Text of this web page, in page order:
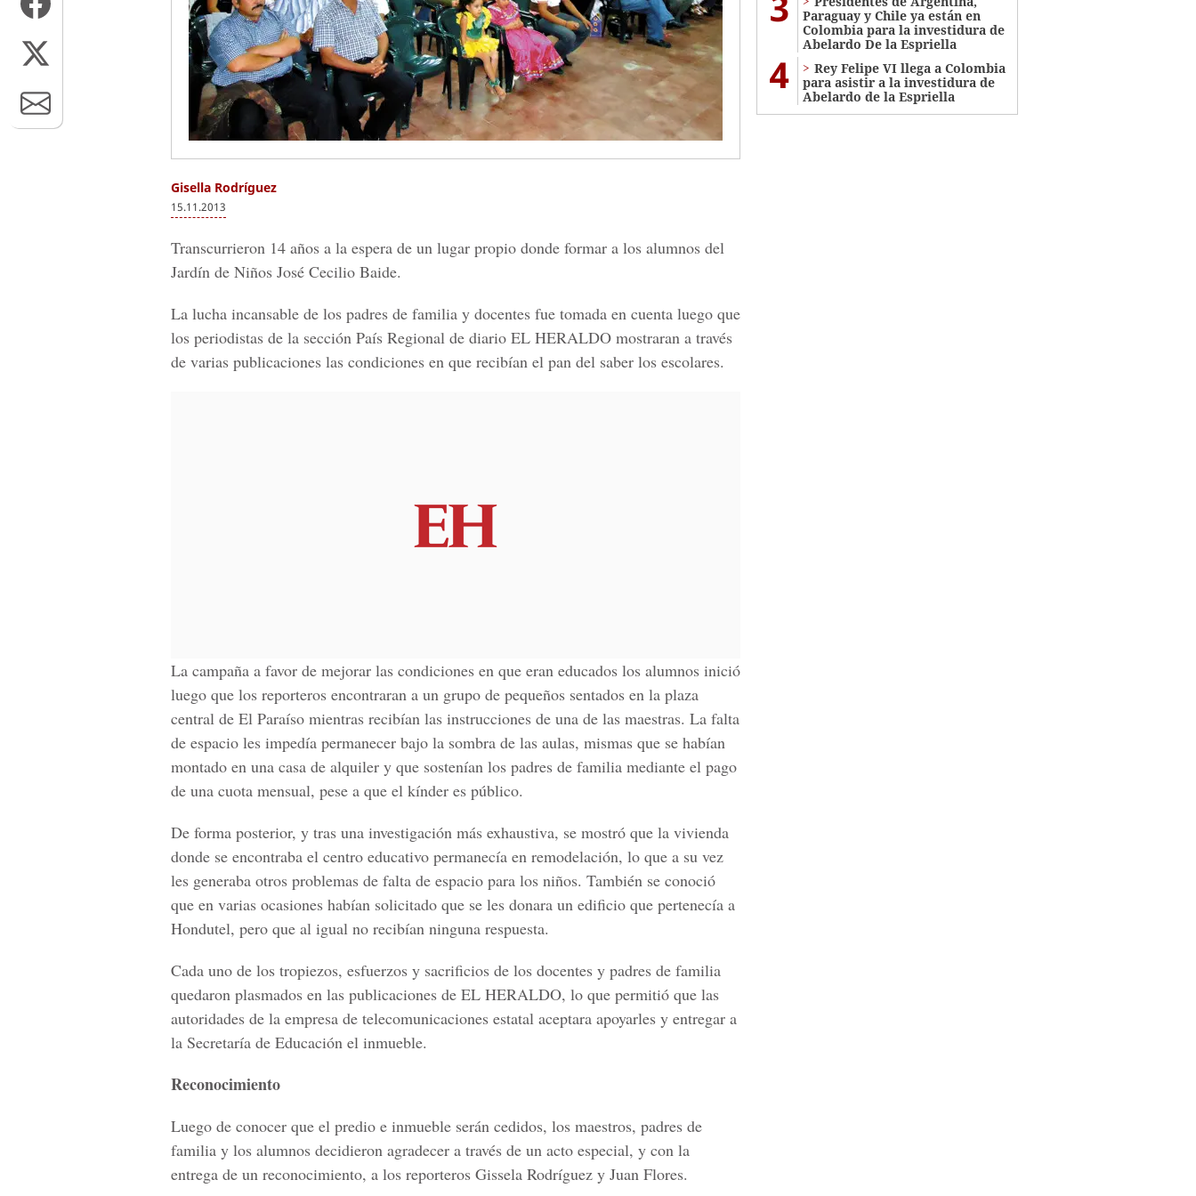
Gisella Rodríguez
15.11.2013
Transcurrieron 14 años a la espera de un lugar propio donde formar a los alumnos del
Jardín de Niños José Cecilio Baide.
La lucha incansable de los padres de familia y docentes fue tomada en cuenta luego que
los periodistas de la sección País Regional de diario EL HERALDO mostraran a través
de varias publicaciones las condiciones en que recibían el pan del saber los escolares.
La campaña a favor de mejorar las condiciones en que eran educados los alumnos inició
luego que los reporteros encontraran a un grupo de pequeños sentados en la plaza
central de El Paraíso mientras recibían las instrucciones de una de las maestras. La falta
de espacio les impedía permanecer bajo la sombra de las aulas, mismas que se habían
montado en una casa de alquiler y que sostenían los padres de familia mediante el pago
de una cuota mensual, pese a que el kínder es público.
De forma posterior, y tras una investigación más exhaustiva, se mostró que la vivienda
donde se encontraba el centro educativo permanecía en remodelación, lo que a su vez
les generaba otros problemas de falta de espacio para los niños. También se conoció
que en varias ocasiones habían solicitado que se les donara un edificio que pertenecía a
Hondutel, pero que al igual no recibían ninguna respuesta.
Cada uno de los tropiezos, esfuerzos y sacrificios de los docentes y padres de familia
quedaron plasmados en las publicaciones de EL HERALDO, lo que permitió que las
autoridades de la empresa de telecomunicaciones estatal aceptara apoyarles y entregar a
la Secretaría de Educación el inmueble.
Reconocimiento
Luego de conocer que el predio e inmueble serán cedidos, los maestros, padres de
familia y los alumnos decidieron agradecer a través de un acto especial, y con la
entrega de un reconocimiento, a los reporteros Gissela Rodríguez y Juan Flores.
Paraguay y Chile ya están en
Colombia para la investidura de
Abelardo De la Espriella
4
Rey Felipe VI llega a Colombia
para asistir a la investidura de
Abelardo de la Espriella